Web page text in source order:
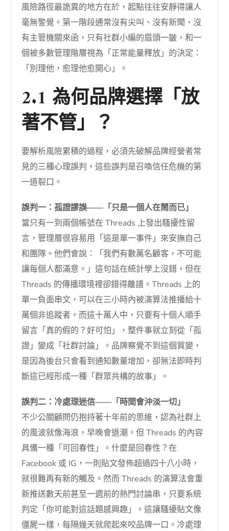
風險路徑最詭異的地方在於，起點往往安靜得讓人
毫無警覺。第一階段通常沒有尖叫、沒有新聞、沒
有主管機關來函，只有社群小編的眉頭一皺，和一
個被多數管理階層視為「正常能量釋放」的決定：
「別理他，愈理他愈開心」。
2.1 為何品牌選擇「放
著不管」？
要解析風險累積的過程，必須先破解品牌經營者常
見的三種心理誤判，這些誤判是召喚信任危機的第
一道裂口。
誤判一：孤證謬誤——「只是一個人在鬧而已」
當只有一到兩個帳號在 Threads 上發出騷擾性留
言，管理層很容易用「這是單一事件」來安撫自己
和團隊。他們會說：「我們有數萬名顧客，不可能
讓每個人都滿意。」這句話在統計學上沒錯，但在
Threads 的傳播環境裡卻錯得離譜。Threads 上的
單一負面串文，可以在三小時內被演算法推播給十
萬個非追蹤者。而這十萬人中，只要有十個人順手
留言「真的假的？好可怕」，整件事就立刻從「孤
證」變成「社群討論」。品牌察覺不到這個質變，
是因為後台只會看到通知數量增加，卻無法即時判
斷這已經形成一種「群眾共構的故事」。
誤判二：冷處理迷信——「時間會沖淡一切」
不少公關顧問仍抱持著十年前的思維，認為社群上
的風波就像海浪，早晚會退潮。但 Threads 的內容
具備一種「可回春性」。什麼是回春性？在
Facebook 或 IG，一則貼文發佈超過四十八小時，
就很難再有新的觸及。然而 Threads 的演算法會重
新推送數天前甚至一週前的熱門討論串，只要系統
判定「你可能對這話題感興趣」。這讓騷擾貼文像
僵屍一樣，每隔幾天就爬起來咬品牌一口。冷處理